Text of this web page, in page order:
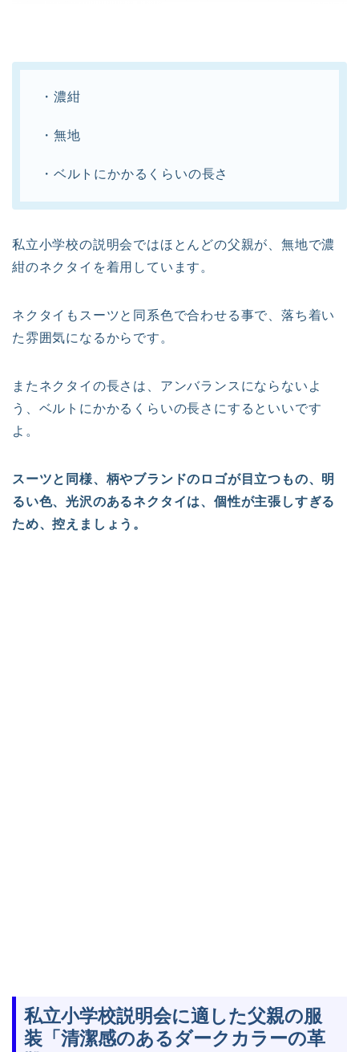
・濃紺
・無地
・ベルトにかかるくらいの長さ
私立小学校の説明会ではほとんどの父親が、無地で濃
紺のネクタイを着用しています。
ネクタイもスーツと同系色で合わせる事で、落ち着い
た雰囲気になるからです。
またネクタイの長さは、アンバランスにならないよ
う、ベルトにかかるくらいの長さにするといいです
よ。
スーツと同様、柄やブランドのロゴが目立つもの、明
るい色、光沢のあるネクタイは、個性が主張しすぎる
ため、控えましょう。
私立小学校説明会に適した父親の服
装「清潔感のあるダークカラーの革